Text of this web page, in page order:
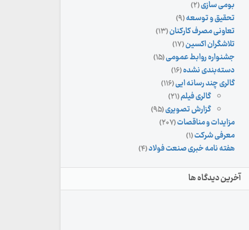
بومی سازی(۲)
تحقیق و توسعه(۹)
تعاونی مصرف کارکنان(۱۳)
تلاشگران اکسین(۱۷)
جشنواره روابط عمومی(۱۵)
دسته‌بندی نشده(۱۶)
گالری چند رسانه ایی(۱۱۶)
گالری فیلم(۲۱)
گزارش تصویری(۹۵)
مزایدات و مناقصات(۲۰۷)
معرفی شرکت(۱)
هفته نامه خبری صنعت فولاد(۴)
آخرین دیدگاه ها